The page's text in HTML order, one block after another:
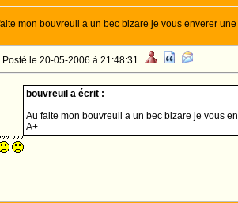
mon bouvreuil a un bec bizare je vous enverer
Posté le 20-05-2006 à 21:48:31
bouvreuil a écrit :
Au faite mon bouvreuil a un bec bizare je vous
A+